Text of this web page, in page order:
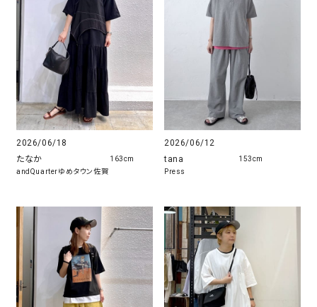
2026/06/18
たなか
andQuarterゆめタウン佐賀
163cm
2026/06/12
tana
Press
153cm